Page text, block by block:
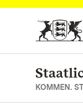
Zum Hauptinhalt
KOMMEN.